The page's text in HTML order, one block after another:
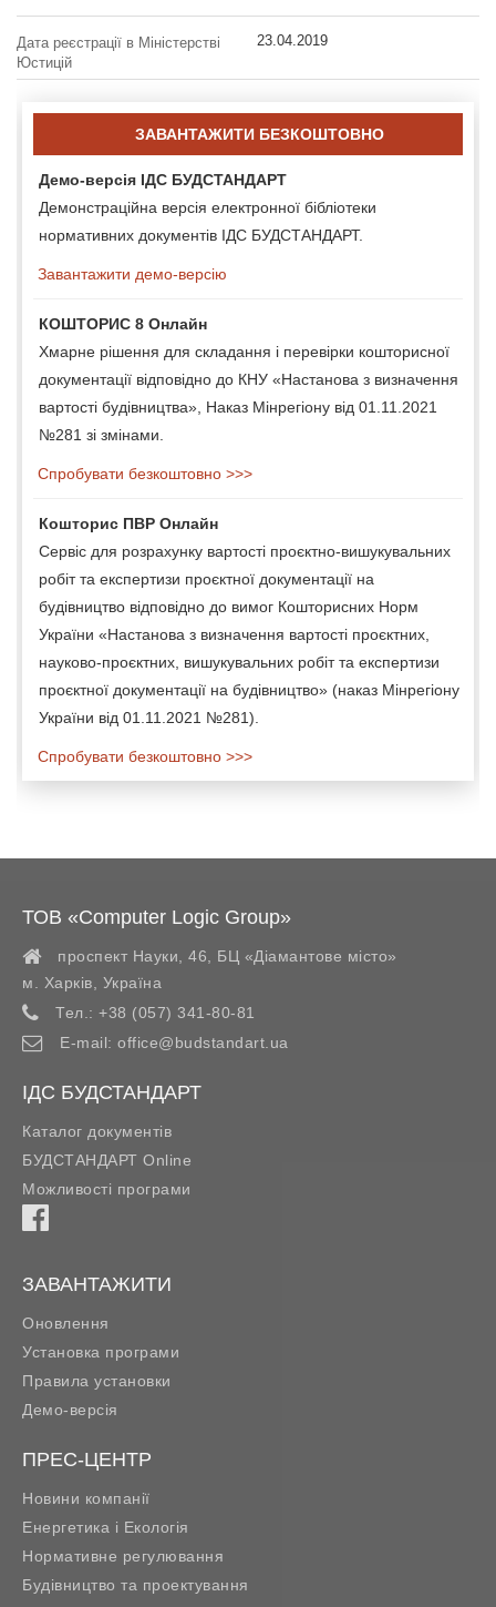
Дата реєстрації в Міністерстві
Юстицій
23.04.2019
ЗАВАНТАЖИТИ БЕЗКОШТОВНО
Демо-версія ІДС БУДСТАНДАРТ
Демонстраційна версія електронної бібліотеки
нормативних документів ІДС БУДСТАНДАРТ.
Завантажити демо-версію
КОШТОРИС 8 Онлайн
Хмарне рішення для складання і перевірки кошторисної
документації відповідно до КНУ «Настанова з визначення
вартості будівництва», Наказ Мінрегіону від 01.11.2021
№281 зі змінами.
Спробувати безкоштовно >>>
Кошторис ПВР Онлайн
Сервіс для розрахунку вартості проєктно-вишукувальних
робіт та експертизи проєктної документації на
будівництво відповідно до вимог Кошторисних Норм
України «Настанова з визначення вартості проєктних,
науково-проєктних, вишукувальних робіт та експертизи
проєктної документації на будівництво» (наказ Мінрегіону
України від 01.11.2021 №281).
Спробувати безкоштовно >>>
ТОВ «Computer Logic Group»
проспект Науки, 46, БЦ «Діамантове місто»
м. Харків
Україна
Тел.: +38 (057) 341-80-81
E-mail: office@budstandart.ua
ІДС БУДСТАНДАРТ
Каталог документів
БУДСТАНДАРТ Online
Можливості програми
ЗАВАНТАЖИТИ
Оновлення
Установка програми
Правила установки
Демо-версія
ПРЕС-ЦЕНТР
Новини компанії
Енергетика і Екологія
Нормативне регулювання
Будівництво та проектування